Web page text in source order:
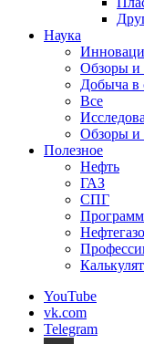
Наука
Обзоры и
Добыча в
Все
Обзоры и
Полезное
Нефть
ГАЗ
СПГ
YouTube
vk.com
Telegram